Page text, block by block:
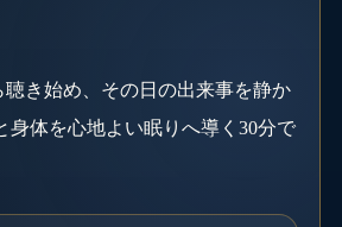
き始め、その日の出来事を静か
身体を心地よい眠りへ導く30分で